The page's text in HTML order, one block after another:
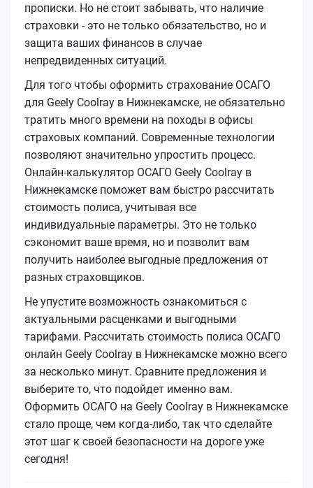
прописки. Но не стоит забывать, что наличие
страховки - это не только обязательство, но и
защита ваших финансов в случае
непредвиденных ситуаций.
Для того чтобы оформить страхование ОСАГО
для Geely Coolray в Нижнекамске, не обязательно
тратить много времени на походы в офисы
страховых компаний. Современные технологии
позволяют значительно упростить процесс.
Онлайн-калькулятор ОСАГО Geely Coolray в
Нижнекамске поможет вам быстро рассчитать
стоимость полиса, учитывая все
индивидуальные параметры. Это не только
сэкономит ваше время, но и позволит вам
получить наиболее выгодные предложения от
разных страховщиков.
Не упустите возможность ознакомиться с
актуальными расценками и выгодными
тарифами. Рассчитать стоимость полиса ОСАГО
онлайн Geely Coolray в Нижнекамске можно всего
за несколько минут. Сравните предложения и
выберите то, что подойдет именно вам.
Оформить ОСАГО на Geely Coolray в Нижнекамске
стало проще, чем когда-либо, так что сделайте
этот шаг к своей безопасности на дороге уже
сегодня!